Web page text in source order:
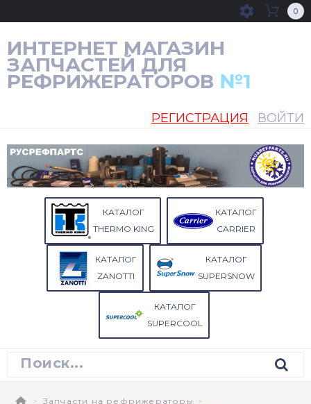
ИНТЕРНЕТ МАГАЗИН
ЗАПЧАСТЕЙ ДЛЯ
РЕФРИЖЕРАТОРОВ №1
0
РЕГИСТРАЦИЯ ВОЙТИ
КАТАЛОГ
THERMO KING
КАТАЛОГ
CARRIER
КАТАЛОГ
ZANOTTI
КАТАЛОГ
SUPERSNOW
КАТАЛОГ
SUPERCOOL
Запчасти на рефрижераторы